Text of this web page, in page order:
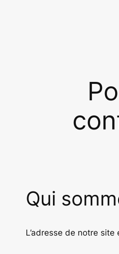
Qui
L’adresse de notre